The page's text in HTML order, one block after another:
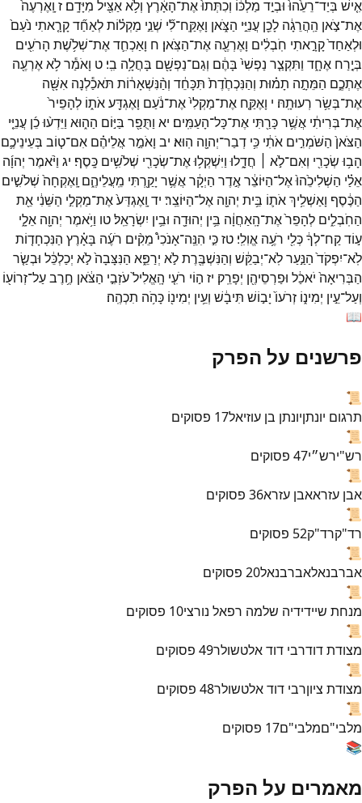
אִ֤ישׁ בְּיַד־רֵעֵ֙הוּ֙ וּבְיַ֣ד מַלְכּ֔וֹ וְכִתְּתוּ֙אֶת־הָאָ֔רֶץ וְלֹ֥אאַצִּ֖יל מִיָּדָֽם׃ ז וָֽאֶרְעֶה֙
אֶת־צֹ֣אן הַֽהֲרֵגָ֔ה לָכֵ֖ן עֲנִיֵּ֣י הַצֹּ֑אן וָאֶקַּֽח־לִ֞י שְׁנֵ֣י מַקְל֗וֹתלְאַחַ֞דקָרָ֤אתִי נֹ֙עַם֙
וּלְאַחַד֙קָרָ֣אתִי חֹֽבְלִ֔ים וָאֶרְעֶ֖ה אֶת־הַצֹּֽאן׃ ח וָאַכְחִ֛דאֶת־שְׁלֹ֥שֶׁת הָרֹעִ֖ים
בְּיֶ֣רַח אֶחָ֑ד וַתִּקְצַ֤ר נַפְשִׁי֙ בָּהֶ֔ם וְגַם־נַפְשָׁ֖ם בָּחֲלָ֥ה בִֽי׃ ט וָאֹמַ֕רלֹ֥אאֶרְעֶ֖ה
אֶתְכֶ֑ם הַמֵּתָ֣ה תָמ֗וּת וְהַנִּכְחֶ֙דֶת֙ תִּכָּחֵ֔ד וְהַ֨נִּשְׁאָר֔וֹת תֹּאכַ֕לְנָה אִשָּׁ֖ה
אֶת־בְּשַׂ֥ר רְעוּתָֽהּ׃ י וָאֶקַּ֤ח אֶת־מַקְלִי֙אֶת־נֹ֔עַם וָאֶגְדַּ֖עאֹת֑וֹ לְהָפֵיר֙
אֶת־בְּרִיתִ֔י אֲשֶׁ֥רכָּרַ֖תִּי אֶת־כָּל־הָעַמִּֽים׃ יא וַתֻּפַ֖ר בַּיּ֣וֹם הַה֑וּא וַיֵּדְע֨וּכֵ֜ן עֲנִיֵּ֤י
הַצֹּאן֙ הַשֹּׁמְרִ֣ים אֹתִ֔י כִּ֥י דְבַר־יְהוָ֖ה הֽוּא׃ יב וָאֹמַ֣ראֲלֵיהֶ֗ם אִם־ט֧וֹב בְּעֵינֵיכֶ֛ם
הָב֥וּ שְׂכָרִ֖י וְאִם־לֹ֣א ׀ חֲדָ֑לוּ וַיִּשְׁקְל֥וּאֶת־שְׂכָרִ֖י שְׁלֹשִׁ֥ים כָּֽסֶף׃ יג וַיֹּ֨אמֶר יְהוָ֜ה
אֵלַ֗י הַשְׁלִיכֵ֙הוּ֙אֶל־הַיּוֹצֵ֔ראֶ֣דֶר הַיְקָ֔ראֲשֶׁ֥ר יָקַ֖רְתִּי מֵֽעֲלֵיהֶ֑ם וָֽאֶקְחָה֙ שְׁלֹשִׁ֣ים
הַכֶּ֔סֶף וָאַשְׁלִ֥יךְאֹת֛וֹ בֵּ֥ית יְהוָ֖ה אֶל־הַיּוֹצֵֽר׃ יד וָֽאֶגְדַּע֙אֶת־מַקְלִ֣י הַשֵּׁנִ֔י אֵ֖ת
הַחֹֽבְלִ֑ים לְהָפֵר֙אֶת־הָֽאַחֲוָ֔ה בֵּ֥ין יְהוּדָ֖ה וּבֵ֥ין יִשְׂרָאֵֽל׃טו וַיֹּ֥אמֶר יְהוָ֖ה אֵלָ֑י
ע֣וֹדקַח־לְךָ֔כְּלִ֖י רֹעֶ֥ה אֱוִלִֽי׃ טזכִּ֣י הִנֵּֽה־אָנֹכִי֩ מֵקִ֨ים רֹעֶ֜ה בָּאָ֗רֶץ הַנִּכְחָד֤וֹת
לֹֽא־יִפְקֹד֙ הַנַּ֣עַרלֹֽא־יְבַקֵּ֔שׁ וְהַנִּשְׁבֶּ֖רֶתלֹ֣א יְרַפֵּ֑א הַנִּצָּבָה֙לֹ֣א יְכַלְכֵּ֔ל וּבְשַׂ֤ר
הַבְּרִיאָה֙ יֹאכַ֔ל וּפַרְסֵיהֶ֖ן יְפָרֵֽק׃ יז ה֣וֹי רֹעִ֤י הָֽאֱלִיל֙עֹזְבִ֣י הַצֹּ֔אן חֶ֥רֶבעַל־זְרוֹע֖וֹ
וְעַל־עֵ֣ין יְמִינ֑וֹ זְרֹעוֹ֙ יָב֣וֹשׁ תִּיבָ֔שׁ וְעֵ֥ין יְמִינ֖וֹ כָּהֹ֥ה תִכְהֶֽה׃
📖
פרשנים על הפרק
📜
תרגום יונתןיונתן בן עוזיאל17 פסוקים
📜
רש"ירש״י47 פסוקים
📜
אבן עזראאבן עזרא36 פסוקים
📜
רד"קרד"ק52 פסוקים
📜
אברבנאלאברבנאל20 פסוקים
📜
מנחת שיידידיה שלמה רפאל נורצי10 פסוקים
📜
מצודת דודרבי דוד אלטשולר49 פסוקים
📜
מצודת ציוןרבי דוד אלטשולר48 פסוקים
📜
מלבי"םמלבי"ם17 פסוקים
📚
מאמרים על הפרק